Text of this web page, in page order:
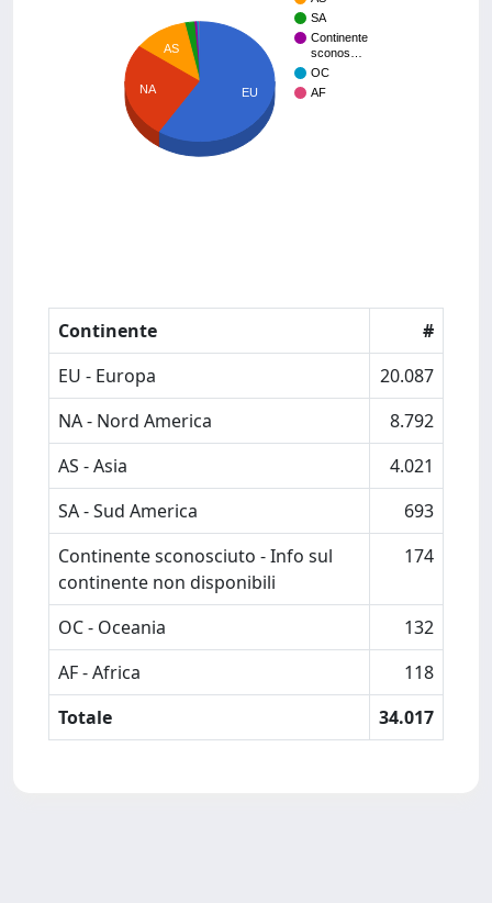
SA
Continente
sconos…
OC
AF
AS
NA EU
Continente
#
EU - Europa
20.087
NA - Nord America
8.792
AS - Asia
4.021
SA - Sud America
693
Continente sconosciuto - Info sul
continente non disponibili
174
OC - Oceania
132
AF - Africa
118
Totale
34.017